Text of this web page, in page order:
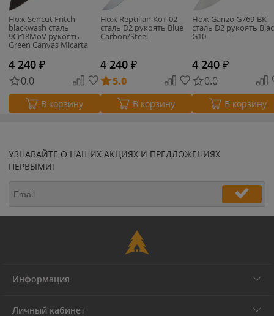
Нож Sencut Fritch
blackwash сталь
9Cr18MoV рукоять
Green Canvas Micarta
4 240 ₽
0.0
В корзину
Нож Reptilian Кот-02
сталь D2 рукоять Blue
Carbon/Steel
4 240 ₽
5.0
В корзину
Нож Ganzo G769-BK
cталь D2 рукоять
G10
4 240 ₽
0.0
В корзину
УЗНАВАЙТЕ О НАШИХ АКЦИЯХ И ПРЕДЛОЖЕНИЯХ
ПЕРВЫМИ!
Информация
Личный кабинет